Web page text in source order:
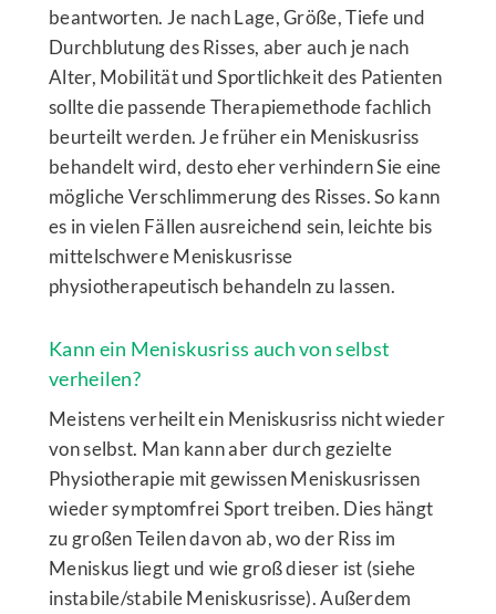
beantworten. Je nach Lage, Größe, Tiefe und
Durchblutung des Risses, aber auch je nach
Alter, Mobilität und Sportlichkeit des Patienten
sollte die passende Therapiemethode fachlich
beurteilt werden. Je früher ein Meniskusriss
behandelt wird, desto eher verhindern Sie eine
mögliche Verschlimmerung des Risses. So kann
es in vielen Fällen ausreichend sein, leichte bis
mittelschwere Meniskusrisse
physiotherapeutisch behandeln zu lassen.
Kann ein Meniskusriss auch von selbst
verheilen?
Meistens verheilt ein Meniskusriss nicht wieder
von selbst. Man kann aber durch gezielte
Physiotherapie mit gewissen Meniskusrissen
wieder symptomfrei Sport treiben. Dies hängt
zu großen Teilen davon ab, wo der Riss im
Meniskus liegt und wie groß dieser ist (siehe
instabile/stabile Meniskusrisse). Außerdem